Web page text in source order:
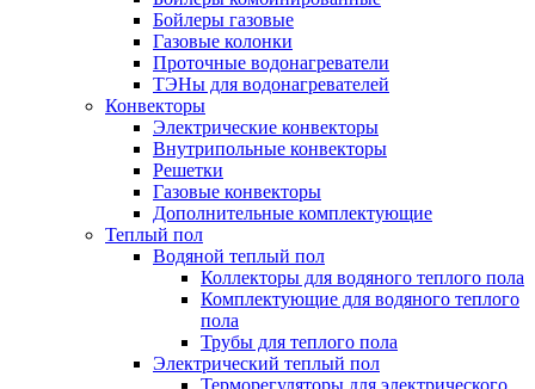
Бойлеры газовые
Газовые колонки
Проточные водонагреватели
ТЭНы для водонагревателей
Конвекторы
Электрические конвекторы
Внутрипольные конвекторы
Решетки
Газовые конвекторы
Дополнительные комплектующие
Теплый пол
Водяной теплый пол
Коллекторы для водяного теплого пола
Комплектующие для водяного теплого
пола
Трубы для теплого пола
Электрический теплый пол
Терморегуляторы для электрического